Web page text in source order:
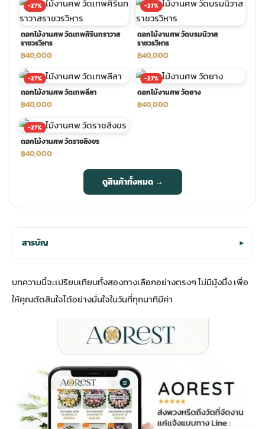
-27%
ดอกไม้งานศพ วัดเทพศิรินทราวาส
ราชวรวิหาร
฿40,000
-27%
ดอกไม้งานศพ วัดบรมนิวาส
ราชวรวิหาร
฿40,000
-27%
ดอกไม้งานศพ วัดเทพลีลา
฿40,000
-27%
ดอกไม้งานศพ วัดยาง
฿40,000
-27%
ดอกไม้งานศพ วัดราชสิงขร
฿40,000
ดูสินค้าทั้งหมด →
สารบัญ ▾
บทความนี้จะเปรียบเทียบทั้งสองทางเลือกอย่างตรงๆ ไม่มีมุ้งมิ้ง เพื่อ
ให้คุณตัดสินใจได้อย่างมั่นใจในวันที่ทุกนาทีมีค่า